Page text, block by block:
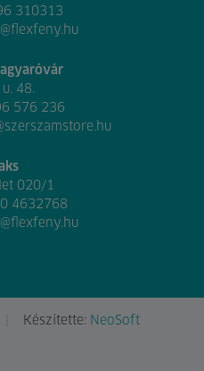
310313
48.
576 236
020/1
4632768
Készítette: NeoSoft